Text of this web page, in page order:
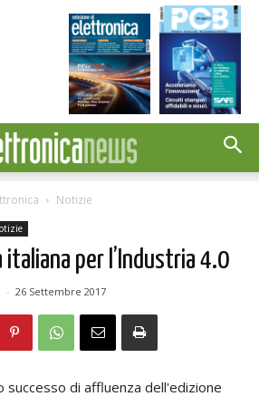
Notizie
italiana per l’Industria 4.0
- 26 Settembre 2017
successo di affluenza dell'edizione